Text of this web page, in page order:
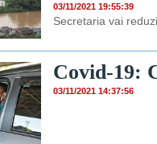
03/11/2021 19:55:39
Secretaria vai
Covid-19:
03/11/2021 14:37:56